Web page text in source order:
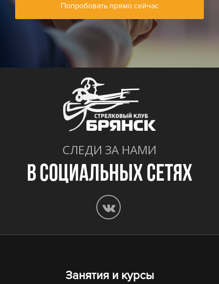
Попробовать прямо сейчас
СЛЕДИ ЗА НАМИ
В СОЦИАЛЬНЫХ СЕТЯХ
Занятия и курсы